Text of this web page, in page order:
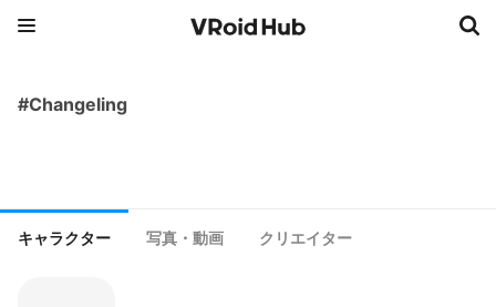
#Changeling
キャラクター 写真・動画 クリエイター